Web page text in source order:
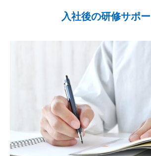
入社後の研修サポ